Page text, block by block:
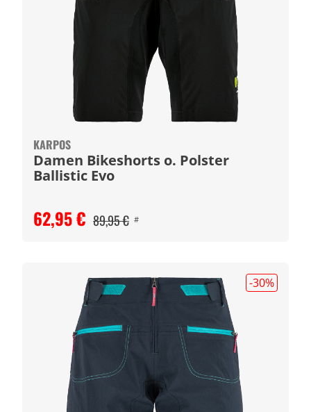
KARPOS
Damen Bikeshorts o. Polster
Ballistic Evo
62,95 € 89,95 € #
-30%